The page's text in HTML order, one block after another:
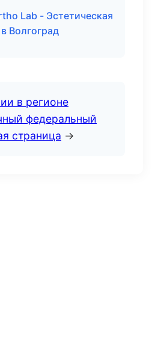
Lab - Эстетическая
Волгоград
в регионе
федеральный
страница →